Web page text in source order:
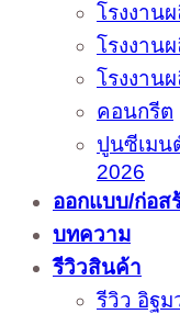
โรงงาน
โรงงาน
โรงงาน
คอนกรีต
ปูนซีเมน
2026
ออกแบบ/ก่อส
บทความ
รีวิวสินค้า
รีวิว อิฐม